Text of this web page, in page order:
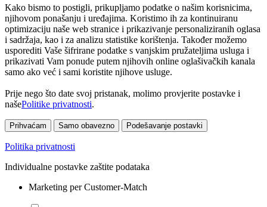
Kako bismo to postigli, prikupljamo podatke o našim korisnicima,
njihovom ponašanju i uređajima. Koristimo ih za kontinuiranu
optimizaciju naše web stranice i prikazivanje personaliziranih oglasa
i sadržaja, kao i za analizu statistike korištenja. Također možemo
usporediti Vaše šifrirane podatke s vanjskim pružateljima usluga i
prikazivati Vam ponude putem njihovih online oglašivačkih kanala
samo ako već i sami koristite njihove usluge.
Prije nego što date svoj pristanak, molimo provjerite postavke i
našePolitike privatnosti.
Prihvaćam Samo obavezno Podešavanje postavki
Politika privatnosti
Individualne postavke zaštite podataka
Marketing per Customer-Match